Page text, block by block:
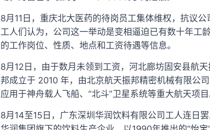
8月11日，重庆北大医药的待岗员工集体维权，抗议
工人们认为，公司这一举动是变相逼迫已有数十年工
的工作岗位、性质、地点和工资待遇等信息。
8月12日，由于数月未领到工资，河北廊坊固安县航
邦成立于 2010 年，由北京航天振邦精密机械有限公
应用于神舟载人飞船、“北斗”卫星系统等重大航天项目
8月14至15日，广东深圳华润饮料有限公司工人连日